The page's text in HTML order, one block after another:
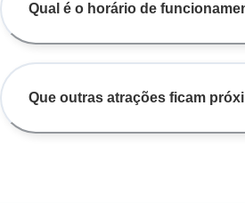
Qual é o horário de
Que outras atrações ficam